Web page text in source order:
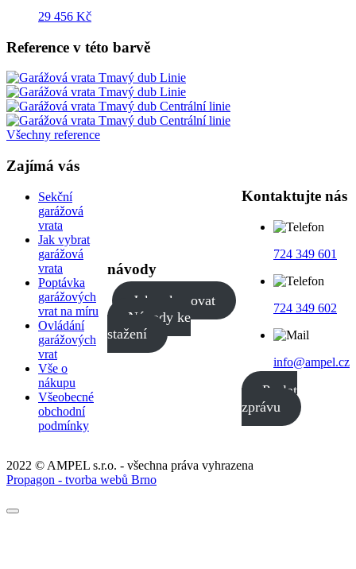
29 456 Kč
Reference v této barvě
Všechny reference
Zajímá vás
Sekční
garážová
vrata
Jak vybrat
garážová
vrata
Poptávka
garážových
vrat na míru
Ovládání
garážových
vrat
Vše o
nákupu
Všeobecné
obchodní
podmínky
návody
Jak nakupovat
Návody ke
stažení
Kontaktujte nás
724 349 601
724 349 602
info@ampel.cz
Poslat
zprávu
2022 © AMPEL s.r.o. - všechna práva vyhrazena
Propagon - tvorba webů Brno